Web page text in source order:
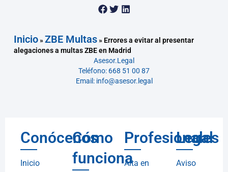
Inicio»ZBE Multas» Errores a evitar al presentar
alegaciones a multas ZBE en Madrid
Asesor.Legal
Teléfono: 668 51 00 87
Email: info@asesor.legal
Conócenos
Inicio
Cómo
funciona
Profesionales
Alta en
Legal
Aviso